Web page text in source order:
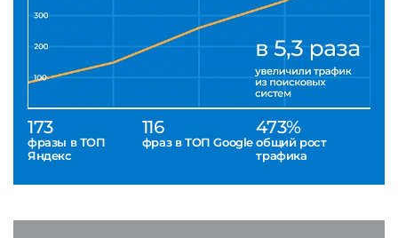
173
фразы в ТОП
Яндекс
116
фраз в ТОП Google
473%
общий рост
трафика